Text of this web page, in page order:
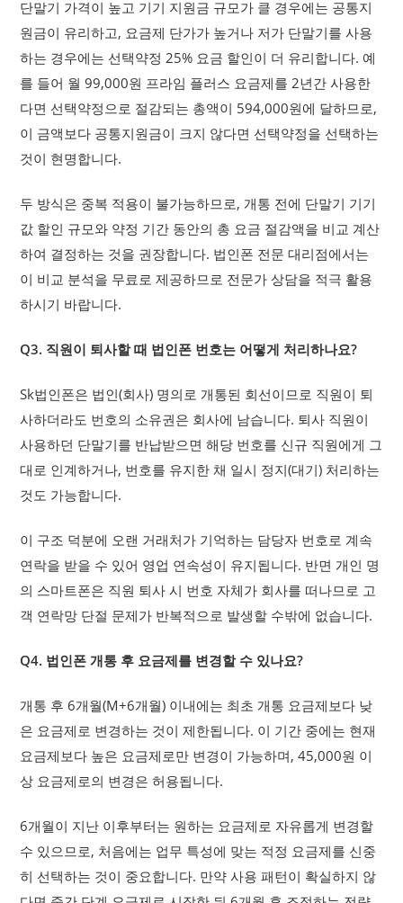
단말기 가격이 높고 기기 지원금 규모가 클 경우에는 공통지
원금이 유리하고, 요금제 단가가 높거나 저가 단말기를 사용
하는 경우에는 선택약정 25% 요금 할인이 더 유리합니다. 예
를 들어 월 99,000원 프라임 플러스 요금제를 2년간 사용한
다면 선택약정으로 절감되는 총액이 594,000원에 달하므로,
이 금액보다 공통지원금이 크지 않다면 선택약정을 선택하는
것이 현명합니다.
두 방식은 중복 적용이 불가능하므로, 개통 전에 단말기 기기
값 할인 규모와 약정 기간 동안의 총 요금 절감액을 비교 계산
하여 결정하는 것을 권장합니다. 법인폰 전문 대리점에서는
이 비교 분석을 무료로 제공하므로 전문가 상담을 적극 활용
하시기 바랍니다.
Q3. 직원이 퇴사할 때 법인폰 번호는 어떻게 처리하나요?
Sk법인폰은 법인(회사) 명의로 개통된 회선이므로 직원이 퇴
사하더라도 번호의 소유권은 회사에 남습니다. 퇴사 직원이
사용하던 단말기를 반납받으면 해당 번호를 신규 직원에게 그
대로 인계하거나, 번호를 유지한 채 일시 정지(대기) 처리하는
것도 가능합니다.
이 구조 덕분에 오랜 거래처가 기억하는 담당자 번호로 계속
연락을 받을 수 있어 영업 연속성이 유지됩니다. 반면 개인 명
의 스마트폰은 직원 퇴사 시 번호 자체가 회사를 떠나므로 고
객 연락망 단절 문제가 반복적으로 발생할 수밖에 없습니다.
Q4. 법인폰 개통 후 요금제를 변경할 수 있나요?
개통 후 6개월(M+6개월) 이내에는 최초 개통 요금제보다 낮
은 요금제로 변경하는 것이 제한됩니다. 이 기간 중에는 현재
요금제보다 높은 요금제로만 변경이 가능하며, 45,000원 이
상 요금제로의 변경은 허용됩니다.
6개월이 지난 이후부터는 원하는 요금제로 자유롭게 변경할
수 있으므로, 처음에는 업무 특성에 맞는 적정 요금제를 신중
히 선택하는 것이 중요합니다. 만약 사용 패턴이 확실하지 않